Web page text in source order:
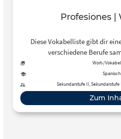
Profesiones |
Diese Vokabelliste gibt dir
verschiedene Berufe
Wort-/
Spanisch
Sekundarstufe II,
Zum